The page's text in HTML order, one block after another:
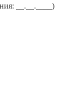
__.__.____)